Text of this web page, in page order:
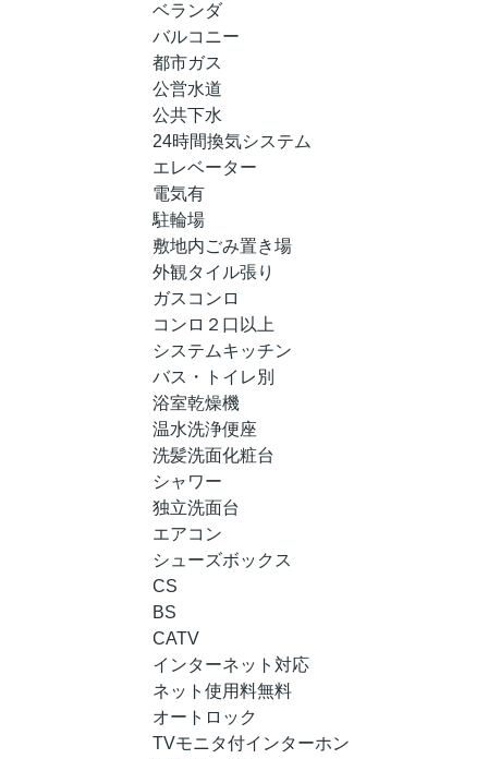
ベランダ
バルコニー
都市ガス
公営水道
公共下水
24時間換気システム
エレベーター
電気有
駐輪場
敷地内ごみ置き場
外観タイル張り
ガスコンロ
コンロ２口以上
システムキッチン
バス・トイレ別
浴室乾燥機
温水洗浄便座
洗髪洗面化粧台
シャワー
独立洗面台
エアコン
シューズボックス
CS
BS
CATV
インターネット対応
ネット使用料無料
オートロック
TVモニタ付インターホン